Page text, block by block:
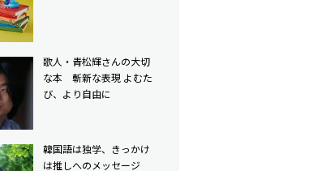
歌人・青松輝さんの大切
な本 斬新な表現 よむた
び、より自由に
韓国語は独学、きっかけ
は推しへのメッセージ